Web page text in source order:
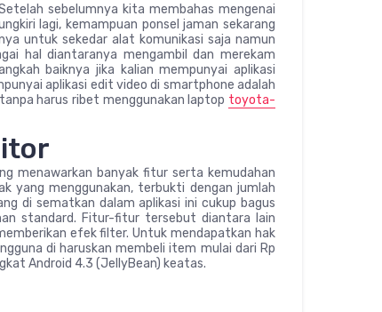
sebelumnya kita membahas mengenai
lagi, kemampuan ponsel jaman sekarang
untuk sekedar alat komunikasi saja namun
hal diantaranya mengambil dan merekam
baiknya jika kalian mempunyai aplikasi
aplikasi edit video di smartphone adalah
harus ribet menggunakan laptop toyota-
menawarkan banyak fitur serta kemudahan
yang menggunakan, terbukti dengan jumlah
di sematkan dalam aplikasi ini cukup bagus
standard. Fitur-fitur tersebut diantara lain
efek filter. Untuk mendapatkan hak
di haruskan membeli item mulai dari Rp
Android 4.3 (JellyBean) keatas.